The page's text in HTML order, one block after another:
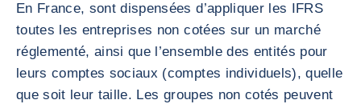
En France, sont dispensées d’appliquer les IFRS
toutes les entreprises non cotées sur un marché
réglementé, ainsi que l’ensemble des entités pour
leurs comptes sociaux (comptes individuels), quelle
que soit leur taille. Les groupes non cotés peuvent